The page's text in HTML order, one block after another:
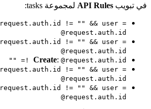
في تبويبAPI Rulesلمجموعة tasks:
@request.auth.id != "" && user =
@request.auth.id
@request.auth.id != "" && user =
@request.auth.id
Create :@request.auth.id != ""
@request.auth.id != "" && user =
@request.auth.id
@request.auth.id != "" && user =
@request.auth.id